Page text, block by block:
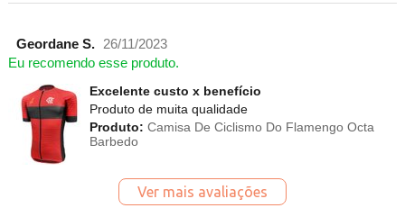
Geordane S.
26/11/2023
Eu recomendo esse produto.
Excelente custo x benefício
Produto de muita qualidade
Produto: Camisa De Ciclismo Do Flamengo Octa
Barbedo
Ver mais avaliações